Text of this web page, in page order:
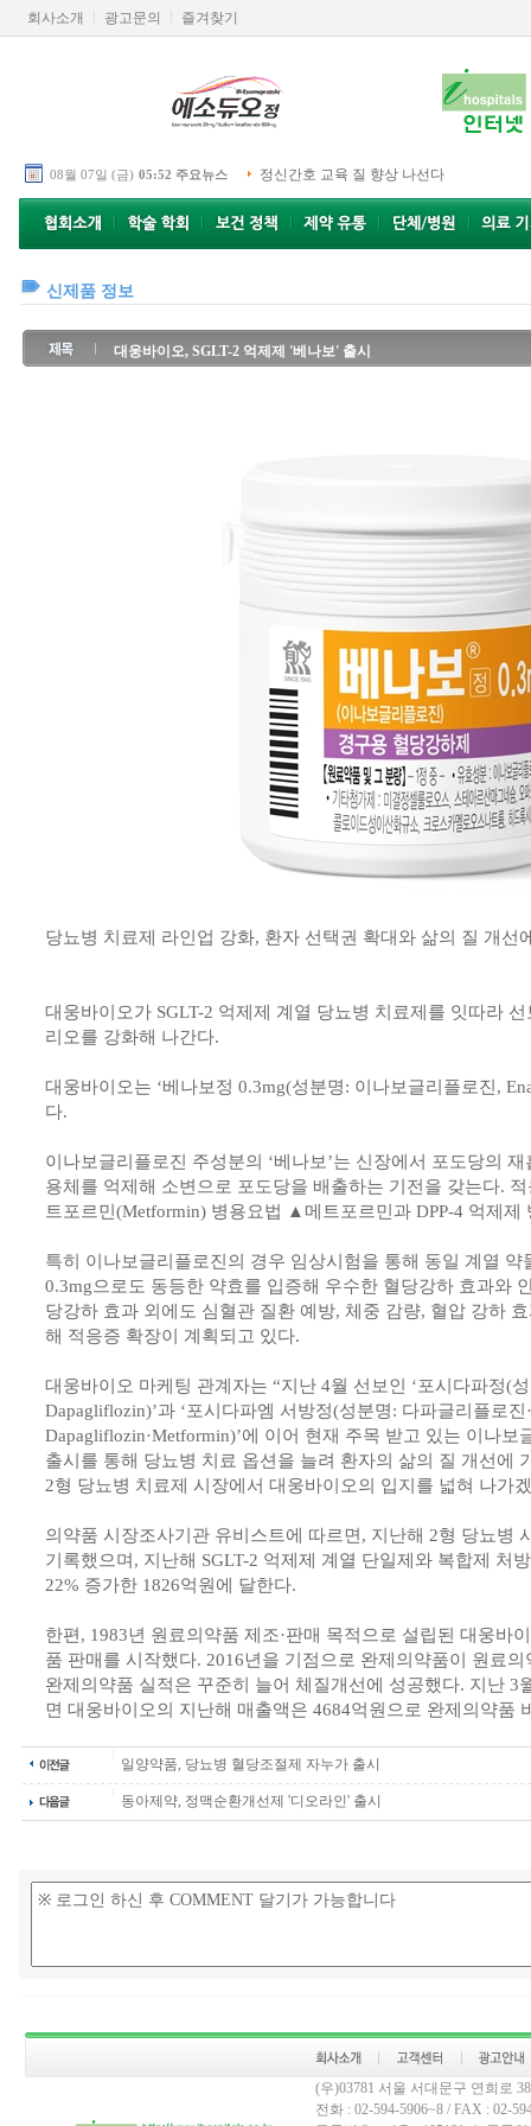
회사소개 광고문의 즐겨찾기
08월 07일 (금) 05:52 주요뉴스 정신간호 교육 질 향상 나선다
신제품 정보
대웅바이오, SGLT-2 억제제 '베나보' 출시
당뇨병 치료제 라인업 강화, 환자 선택권 확대와 삶의 질 개선
대웅바이오가 SGLT-2 억제제 계열 당뇨병 치료제를 잇따라
리오를 강화해 나간다.
대웅바이오는 ‘베나보정 0.3mg(성분명: 이나보글리플로진,
다.
이나보글리플로진 주성분의 ‘베나보’는 신장에서 포도당의
용체를 억제해 소변으로 포도당을 배출하는 기전을 갖는다.
트포르민(Metformin) 병용요법 ▲메트포르민과 DPP-4 억제제
특히 이나보글리플로진의 경우 임상시험을 통해 동일 계열 약
0.3mg으로도 동등한 약효를 입증해 우수한 혈당강하 효과와
당강하 효과 외에도 심혈관 질환 예방, 체중 감량, 혈압 강하
해 적응증 확장이 계획되고 있다.
대웅바이오 마케팅 관계자는 “지난 4월 선보인 ‘포시다파정(
Dapagliflozin)’과 ‘포시다파엠 서방정(성분명: 다파글리플로진
Dapagliflozin·Metformin)’에 이어 현재 주목 받고 있는 이나보
출시를 통해 당뇨병 치료 옵션을 늘려 환자의 삶의 질 개선에
2형 당뇨병 치료제 시장에서 대웅바이오의 입지를 넓혀 나가
의약품 시장조사기관 유비스트에 따르면, 지난해 2형 당뇨병
기록했으며, 지난해 SGLT-2 억제제 계열 단일제와 복합제 처
22% 증가한 1826억원에 달한다.
한편, 1983년 원료의약품 제조·판매 목적으로 설립된 대웅바
품 판매를 시작했다. 2016년을 기점으로 완제의약품이 원료
완제의약품 실적은 꾸준히 늘어 체질개선에 성공했다. 지난 3
면 대웅바이오의 지난해 매출액은 4684억원으로 완제의약품
일양약품, 당뇨병 혈당조절제 자누가 출시
동아제약, 정맥순환개선제 '디오라인' 출시
(우)03781 서울 서대문구 연희로
전화 : 02-594-5906~8 / FAX : 02-